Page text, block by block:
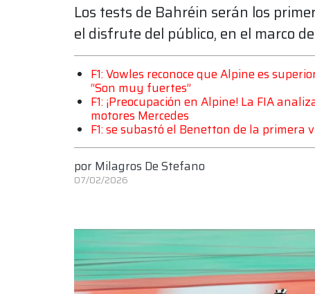
Los tests de Bahréin serán los
el disfrute del público, en el marco
F1: Vowles reconoce que Alpine es
“Son muy fuertes”
F1: ¡Preocupación en Alpine! La FIA
motores Mercedes
F1: se subastó el Benetton de la
por Milagros De Stefano
07/02/2026